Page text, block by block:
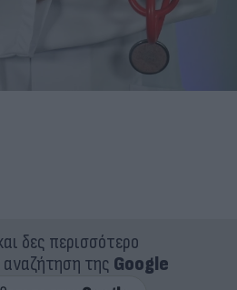
δες περισσότερο
της Google